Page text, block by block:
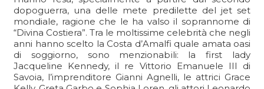
dopoguerra, una delle mete predilette del jet set
mondiale, ragione che le ha valso il soprannome di
“Divina Costiera”. Tra le moltissime celebrità che negli
anni hanno scelto la Costa d’Amalfi quale amata oasi
di soggiorno, sono menzionabili: la first lady
Jacqueline Kennedy, il re Vittorio Emanuele III di
Savoia, l’imprenditore Gianni Agnelli, le attrici Grace